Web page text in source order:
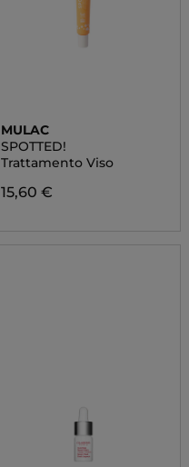
MULAC
SPOTTED!
Trattamento Viso
15,60 €